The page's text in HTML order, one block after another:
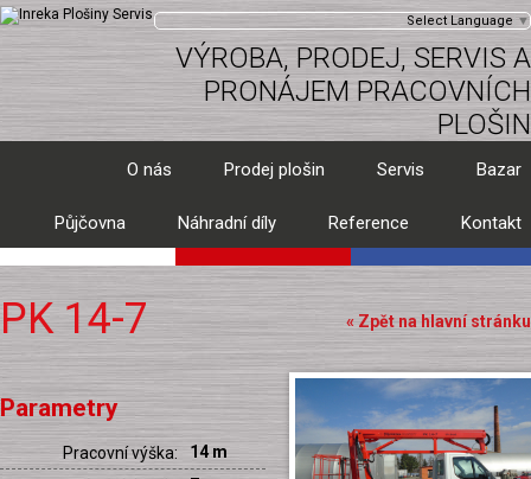
Select Language ▼
VÝROBA, PRODEJ, SERVIS A
PRONÁJEM PRACOVNÍCH
PLOŠIN
O nás Prodej plošin Servis Bazar
Půjčovna Náhradní díly Reference Kontakt
« Zpět na hlavní stránku
PK 14-7
Parametry
Pracovní výška:
14 m